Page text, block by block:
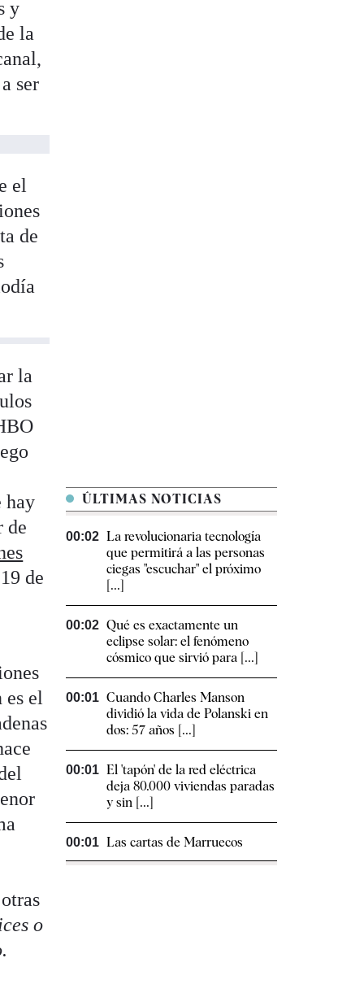
y
la
ser
el
de
la
hay
de
de
es el
o
ÚLTIMAS NOTICIAS
00:02 La revolucionaria tecnología
que permitirá a las personas
ciegas "escuchar" el próximo
[...]
00:02 Qué es exactamente un
eclipse solar: el fenómeno
cósmico que sirvió para [...]
00:01 Cuando Charles Manson
dividió la vida de Polanski en
dos: 57 años [...]
00:01 El 'tapón' de la red eléctrica
deja 80.000 viviendas paradas
y sin [...]
00:01 Las cartas de Marruecos